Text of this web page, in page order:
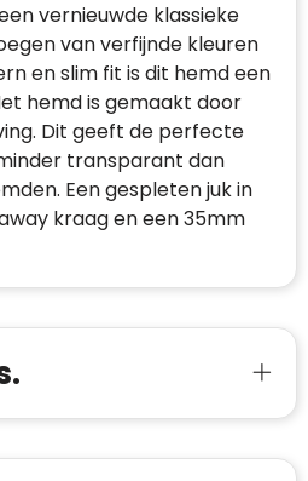
vernieuwde klassieke
van verfijnde kleuren
en slim fit is dit hemd een
hemd is gemaakt door
Dit geeft de perfecte
transparant dan
Een gespleten juk in
kraag en een 35mm